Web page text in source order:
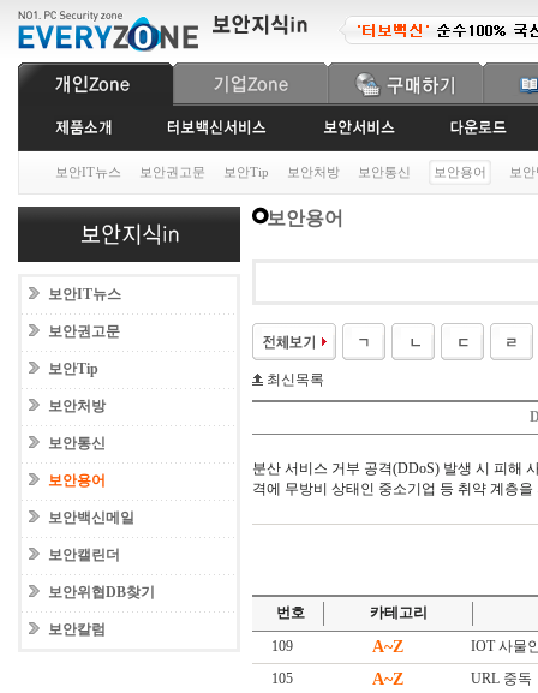
보안IT뉴스 보안권고문 보안Tip 보안처방 보안통신 보안용어 보
보안IT뉴스
보안권고문
보안Tip
보안처방
보안통신
보안용어
보안백신메일
보안캘린더
보안위협DB찾기
보안칼럼
보안용어
최신목록
분산 서비스 거부 공격(DDoS) 발생 시 피해
격에 무방비 상태인 중소기업 등 취약 계층
번호
카테고리
109
A~Z
IOT 사물
105
A~Z
URL 중독